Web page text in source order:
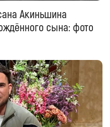
Акиньшина
сына: фото